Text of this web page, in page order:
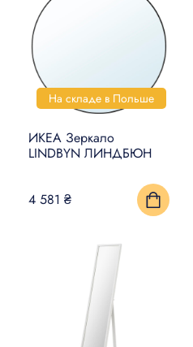
На складе в Польше
ИКЕА Зеркало
LINDBYN ЛИНДБЮН
4 581 ₴